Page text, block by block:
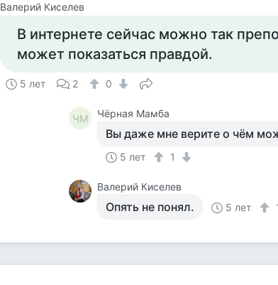
Валерий Киселев
В интернете сейчас можно так
может показаться правдой.
5 лет 2 0
ЧМ Чёрная Мамба
Вы даже мне верите о чём
5 лет 1
Валерий Киселев
Опять не понял. 5 лет